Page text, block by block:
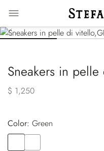
Sneakers in
$ 1,250
Color:
green